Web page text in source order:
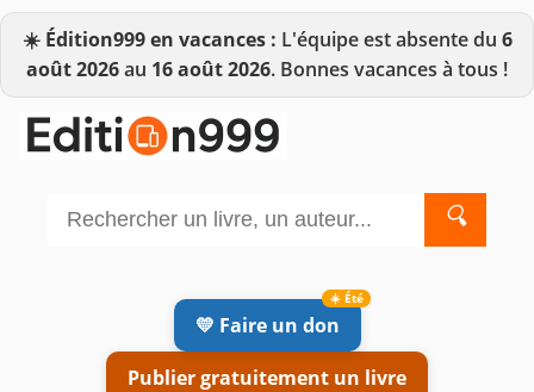
☀️ Édition999 en vacances : L'équipe est absente du 6
août 2026au 16 août 2026. Bonnes vacances à tous !
🔍
💛 Faire un don
Publier gratuitement un livre